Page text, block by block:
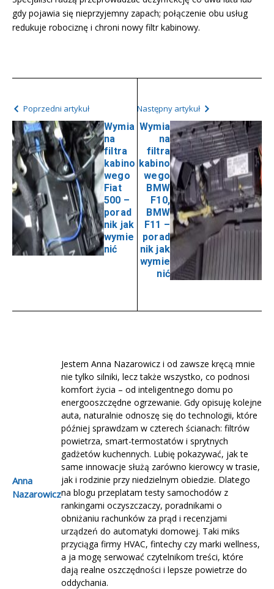
gdy pojawia się nieprzyjemny zapach; połączenie obu usług
redukuje robociznę i chroni nowy filtr kabinowy.
Poprzedni artykuł
Wymia
na
filtra
kabino
wego
Fiat
500 –
porad
nik jak
wymie
nić
Następny artykuł
Wymia
na
filtra
kabino
wego
BMW
F10,
BMW
F11 –
porad
nik jak
wymie
nić
Anna
Nazarowicz
Jestem Anna Nazarowicz i od zawsze kręcą mnie
nie tylko silniki, lecz także wszystko, co podnosi
komfort życia – od inteligentnego domu po
energooszczędne ogrzewanie. Gdy opisuję kolejne
auta, naturalnie odnoszę się do technologii, które
później sprawdzam w czterech ścianach: filtrów
powietrza, smart-termostatów i sprytnych
gadżetów kuchennych. Lubię pokazywać, jak te
same innowacje służą zarówno kierowcy w trasie,
jak i rodzinie przy niedzielnym obiedzie. Dlatego
na blogu przeplatam testy samochodów z
rankingami oczyszczaczy, poradnikami o
obniżaniu rachunków za prąd i recenzjami
urządzeń do automatyki domowej. Taki miks
przyciąga firmy HVAC, fintechy czy marki wellness,
a ja mogę serwować czytelnikom treści, które
dają realne oszczędności i lepsze powietrze do
oddychania.